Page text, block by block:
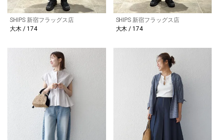
SHIPS 新宿フラッグス店
大木 / 174
SHIPS 新宿フラッグス店
大木 / 174